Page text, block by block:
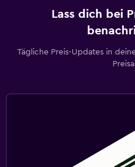
Lass dich bei
Tägliche Preis-Updates in